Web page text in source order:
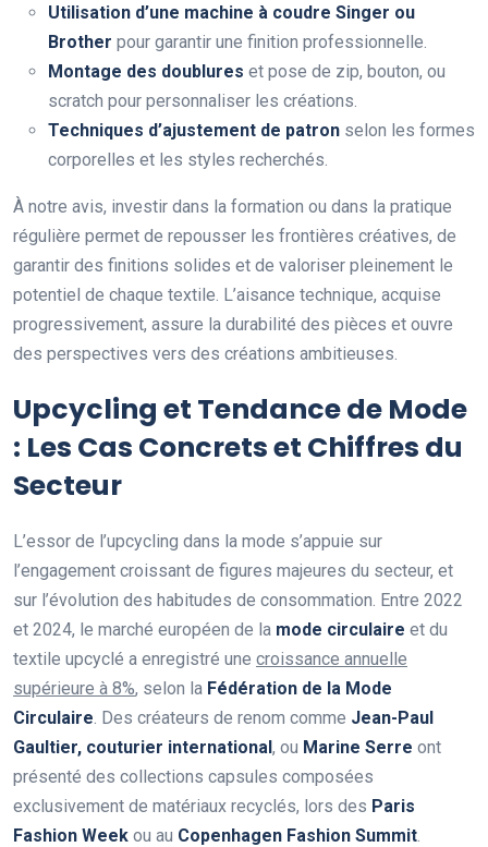
Utilisation d’une machine à coudre Singer ou
Brother pour garantir une finition professionnelle.
Montage des doublures et pose de zip, bouton, ou
scratch pour personnaliser les créations.
Techniques d’ajustement de patron selon les formes
corporelles et les styles recherchés.
À notre avis, investir dans la formation ou dans la pratique
régulière permet de repousser les frontières créatives, de
garantir des finitions solides et de valoriser pleinement le
potentiel de chaque textile. L’aisance technique, acquise
progressivement, assure la durabilité des pièces et ouvre
des perspectives vers des créations ambitieuses.
Upcycling et Tendance de Mode
: Les Cas Concrets et Chiffres du
Secteur
L’essor de l’upcycling dans la mode s’appuie sur
l’engagement croissant de figures majeures du secteur, et
sur l’évolution des habitudes de consommation. Entre 2022
et 2024, le marché européen de la mode circulaire et du
textile upcyclé a enregistré une croissance annuelle
supérieure à 8%, selon la Fédération de la Mode
Circulaire . Des créateurs de renom comme Jean-Paul
Gaultier, couturier international, ou Marine Serre ont
présenté des collections capsules composées
exclusivement de matériaux recyclés, lors des Paris
Fashion Week ou au Copenhagen Fashion Summit